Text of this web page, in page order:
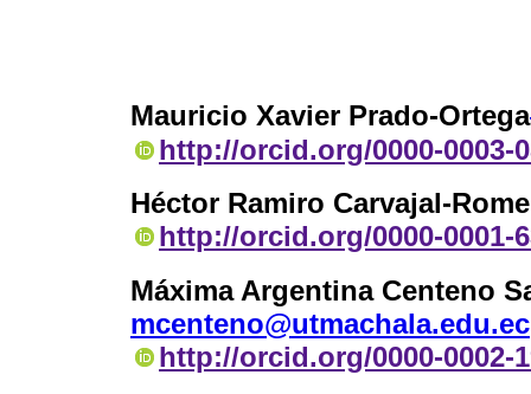
Mauricio Xavier Prado-Ortega
http://orcid.org/0000-0003-
Héctor Ramiro Carvajal-
http://orcid.org/0000-0001-
Máxima Argentina Centeno
mcenteno@utmachala.edu.ec
http://orcid.org/0000-0002-